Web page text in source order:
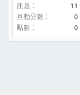
訊息
11
互動分數
0
點數
0